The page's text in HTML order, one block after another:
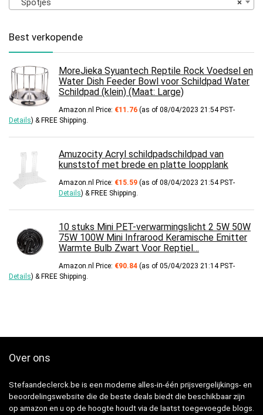
×
Spotjes
Best verkopende
MoreJieka Syuantech Reptile Rock Voedsel en
Water Dish Feeder Bowl voor Schildpad Water
Schildpad (klein) (Maat: Large)
Amazon.nl Price: €11.76 (as of 08/04/2023 21:54 PST-
Details) & FREE Shipping.
Amuzocity Acryl schildpadschildpad van
kunststof met brede en platte loopplank
Amazon.nl Price: €15.59 (as of 08/04/2023 21:54 PST-
Details) & FREE Shipping.
10 stuks Mini PET-verwarmingslicht 2 5W 50W
75W 100W Mini Infrarood Keramische Emitter
Warmte Bulb Zwart Voor Reptiel…
Amazon.nl Price: €90.84 (as of 05/04/2023 21:14 PST-
Details) & FREE Shipping.
Over ons
Stefaandeclerck.be is een moderne alles-in-één prijsvergelijkings- en
beoordelingswebsite die de beste deals biedt die beschikbaar zijn
op amazon en u op de hoogte houdt via de laatst toegevoegde blogs.